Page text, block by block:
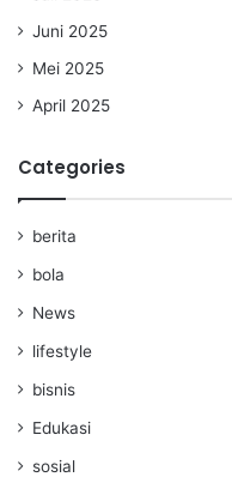
Juni 2025
Mei 2025
April 2025
Categories
berita
bola
News
lifestyle
bisnis
Edukasi
sosial